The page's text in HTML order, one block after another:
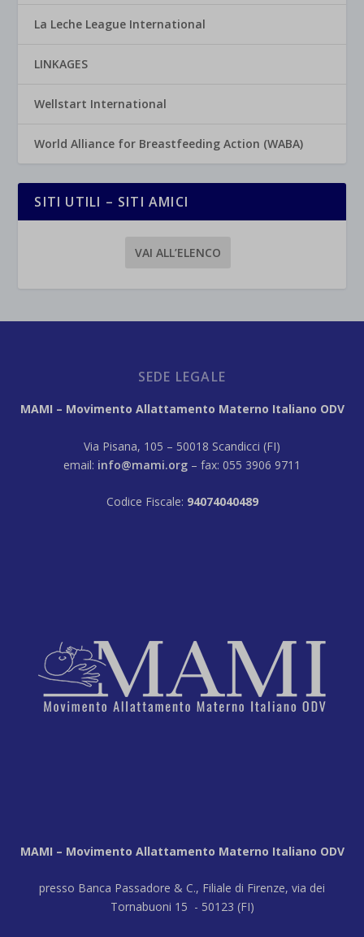
La Leche League International
LINKAGES
Wellstart International
World Alliance for Breastfeeding Action (WABA)
SITI UTILI – SITI AMICI
VAI ALL’ELENCO
SEDE LEGALE
MAMI – Movimento Allattamento Materno Italiano ODV
Via Pisana, 105 – 50018 Scandicci (FI)
email: info@mami.org – fax: 055 3906 9711
Codice Fiscale: 94074040489
MAMI – Movimento Allattamento Materno Italiano ODV
presso Banca Passadore & C., Filiale di Firenze, via dei
Tornabuoni 15 - 50123 (FI)